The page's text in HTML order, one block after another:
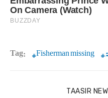
Tag: Fisherman missing
TAASIR